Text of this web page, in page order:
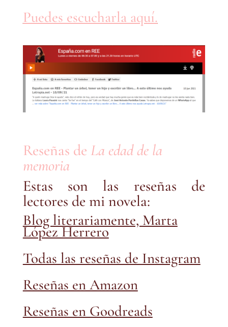
Puedes escucharla aquí.
Reseñas de La edad de la
memoria
Estas son las reseñas de
lectores de mi novela:
Blog literariamente, Marta
López Herrero
Todas las reseñas de Instagram
Reseñas en Amazon
Reseñas en Goodreads